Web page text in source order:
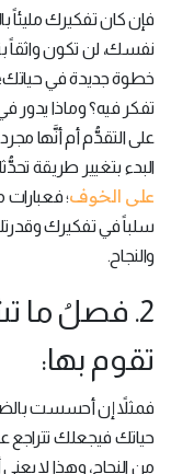
فإن كان تفكيرك مليئاً
نفسك، لن تكون واثقاً
خطوة جديدة في
تفكر فيه؟ وماذا
على التقدُّم أم أنَّها
البدء بتغيير طريقة
على الخوف؛ فعبارات
سلباً في تفكيرك وقدرتك
والنجاح.
2. فصلُ ما
تقوم بها:
فمثلاً إن أحسست
حياتك فيجعلك تتراجع
من النجاح، وهذا لا